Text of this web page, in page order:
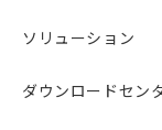
ソリューション
ダウンロードセン